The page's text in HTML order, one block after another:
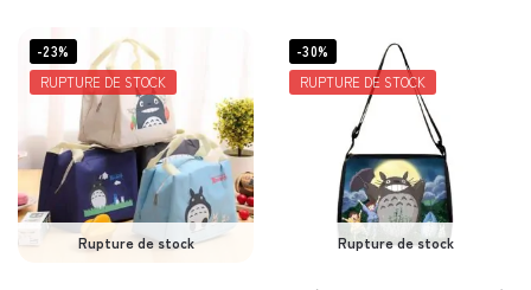
-23%
RUPTURE DE STOCK
Rupture de stock
-30%
RUPTURE DE STOCK
Rupture de stock